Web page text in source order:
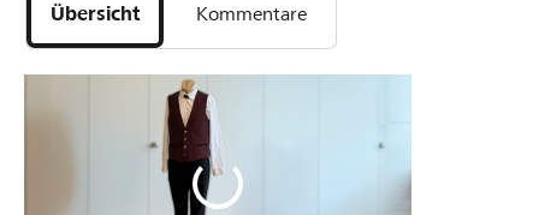
Übersicht Kommentare